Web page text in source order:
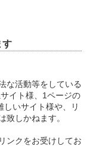
す
な活動等をしている
イト様、1ページの
しいサイト様や、リ
致しかねます。
ンクをお受けしてお